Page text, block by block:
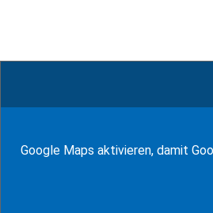
Google Maps aktivieren, damit